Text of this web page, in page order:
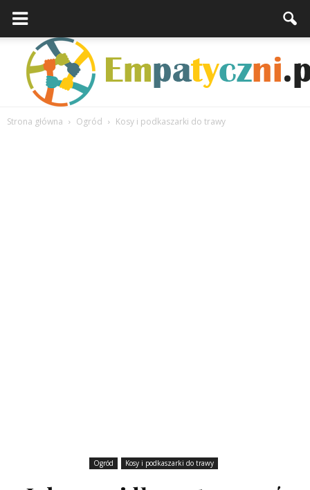
Strona główna Ogród Kosy i podkaszarki do trawy
Ogród Kosy i podkaszarki do trawy